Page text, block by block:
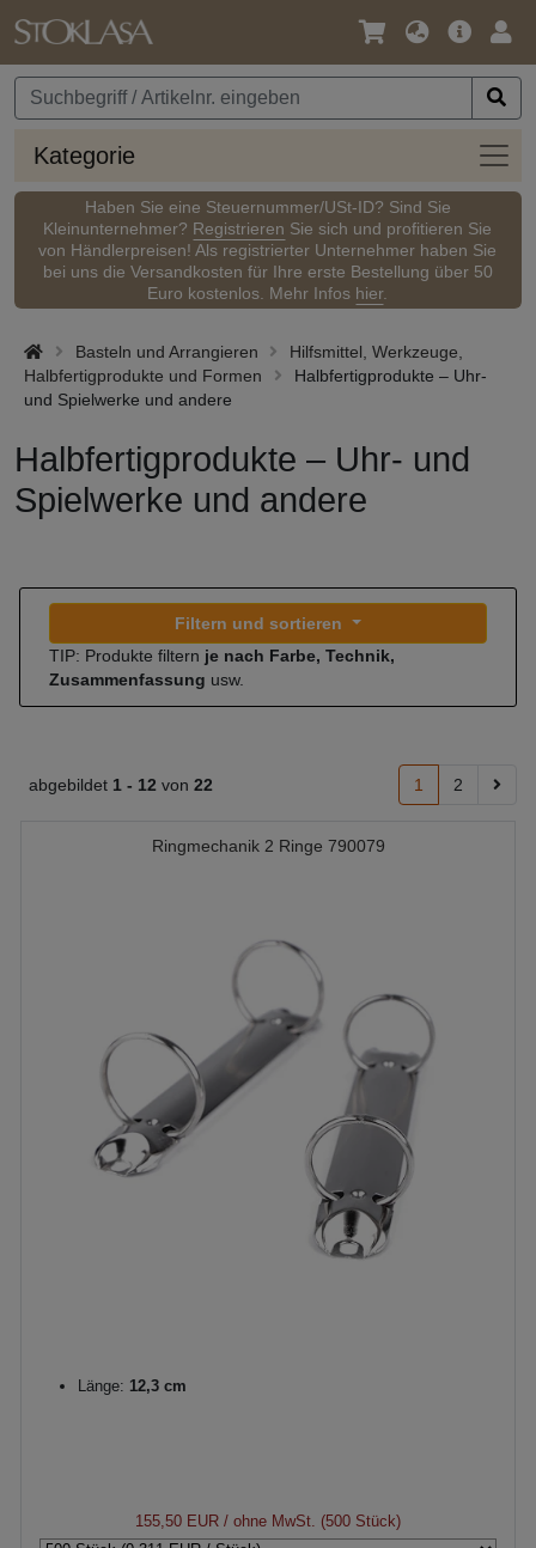
Sprache
Währung
Kategorie
Haben Sie eine Steuernummer/USt-ID? Sind Sie
Kleinunternehmer? Registrieren Sie sich und profitieren Sie
von Händlerpreisen! Als registrierter Unternehmer haben Sie
bei uns die Versandkosten für Ihre erste Bestellung über 50
Euro kostenlos. Mehr Infos hier.
Basteln und Arrangieren
Hilfsmittel, Werkzeuge,
Halbfertigprodukte und Formen
Halbfertigprodukte – Uhr-
und Spielwerke und andere
Halbfertigprodukte – Uhr- und
Spielwerke und andere
Filtern und sortieren
TIP: Produkte filtern je nach Farbe, Technik,
Zusammenfassung usw.
abgebildet 1 - 12 von 22 1 2
Ringmechanik 2 Ringe 790079
Länge: 12,3 cm
155,50 EUR / ohne MwSt. (500 Stück)